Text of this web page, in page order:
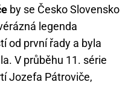
by se Česko Slovensko
legenda
od první řady a byla
V průběhu 11. série
Jozefa Pátroviče,